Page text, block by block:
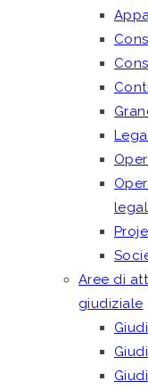
Aree di
giudiziale